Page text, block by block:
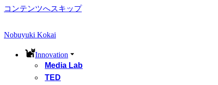
コンテンツへスキップ
Nobuyuki Kokai
Innovation
Media Lab
TED